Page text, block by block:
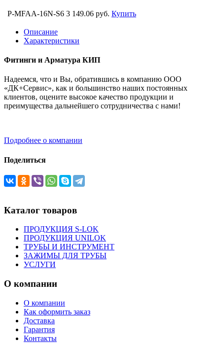
P-MFAA-16N-S6 3 149.06 руб. Купить
Описание
Характеристики
Фитинги и Арматура КИП
Надеемся, что и Вы, обратившись в компанию ООО
«ДК+Сервис», как и большинство наших постоянных
клиентов, оцените высокое качество продукции и
преимущества дальнейшего сотрудничества с нами!
Подробнее о компании
Поделиться
Каталог товаров
ПРОДУКЦИЯ S-LOK
ПРОДУКЦИЯ UNILOK
ТРУБЫ И ИНСТРУМЕНТ
ЗАЖИМЫ ДЛЯ ТРУБЫ
УСЛУГИ
О компании
О компании
Как оформить заказ
Доставка
Гарантия
Контакты